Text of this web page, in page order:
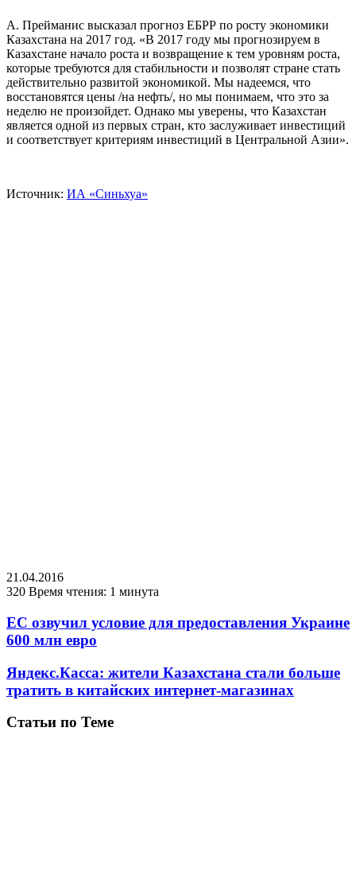
А. Прейманис высказал прогноз ЕБРР по росту экономики
Казахстана на 2017 год. «В 2017 году мы прогнозируем в
Казахстане начало роста и возвращение к тем уровням роста,
которые требуются для стабильности и позволят стране стать
действительно развитой экономикой. Мы надеемся, что
восстановятся цены /на нефть/, но мы понимаем, что это за
неделю не произойдет. Однако мы уверены, что Казахстан
является одной из первых стран, кто заслуживает инвестиций
и соответствует критериям инвестиций в Центральной Азии».
Источник: ИА «Синьхуа»
21.04.2016
320 Время чтения: 1 минута
ЕС озвучил условие для предоставления Украине
600 млн евро
Яндекс.Касса: жители Казахстана стали больше
тратить в китайских интернет-магазинах
Статьи по Теме